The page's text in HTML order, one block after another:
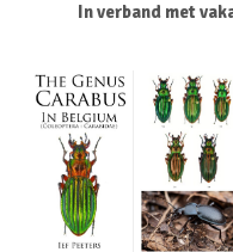
In verband met